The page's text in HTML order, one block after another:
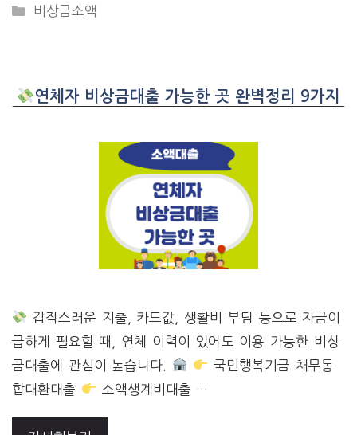
CATEGORIES
비상금소액
연체자 비상금대출 가능한 곳 완벽정리 9가지
갑작스러운 지출, 카드값, 생활비 부담 등으로 자금이
급하게 필요할 때, 연체 이력이 있어도 이용 가능한 비상
금대출에 관심이 높습니다.
국민행복기금 채무통
합대환대출
소액생계비대출 …